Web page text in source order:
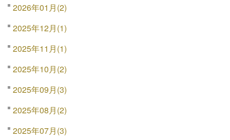
2026年01月(2)
2025年12月(1)
2025年11月(1)
2025年10月(2)
2025年09月(3)
2025年08月(2)
2025年07月(3)